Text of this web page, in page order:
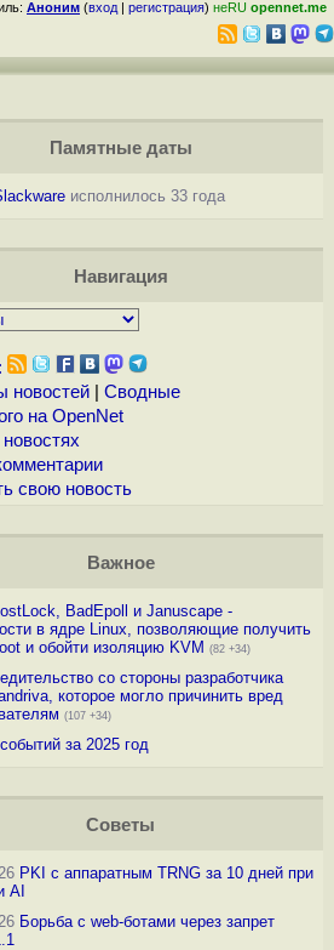
Аноним (вход | регистрация) неRU opennet.me
Памятные даты
исполнилось 33 года
Навигация
новостей| Сводные
на OpenNet
свою новость
Важное
BadEpoll и Januscape -
в ядре Linux, позволяющие получить
и обойти изоляцию KVM (82 +34)
со стороны разработчика
которое могло причинить вред
(107 +34)
за 2025 год
Советы
PKI с аппаратным TRNG за 10 дней при
AI
Борьба с web-ботами через запрет